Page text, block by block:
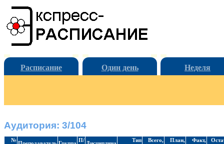
Расписание Один день Неделя
Аудитория: 3/104
№
П/
Тип
Всего,
План,
Факт,